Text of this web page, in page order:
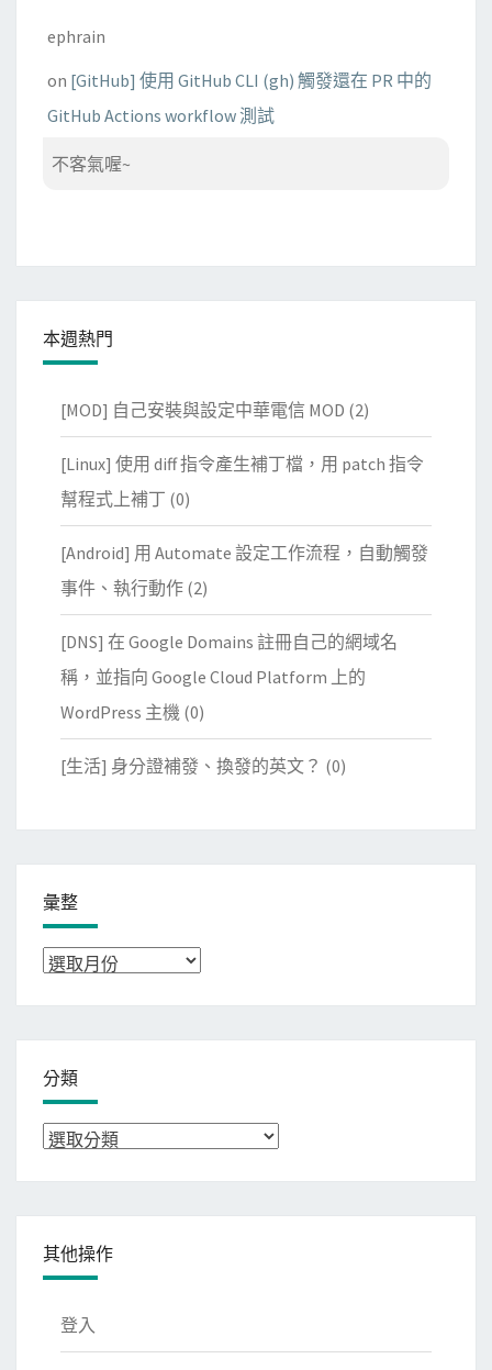
ephrain
on [GitHub] 使用 GitHub CLI (gh) 觸發還在 PR 中的
GitHub Actions workflow 測試
不客氣喔~
本週熱門
[MOD] 自己安裝與設定中華電信 MOD (2)
[Linux] 使用 diff 指令產生補丁檔，用 patch 指令
幫程式上補丁 (0)
[Android] 用 Automate 設定工作流程，自動觸發
事件、執行動作 (2)
[DNS] 在 Google Domains 註冊自己的網域名
稱，並指向 Google Cloud Platform 上的
WordPress 主機 (0)
[生活] 身分證補發、換發的英文？ (0)
彙整
彙
分類
分
其他操作
登入